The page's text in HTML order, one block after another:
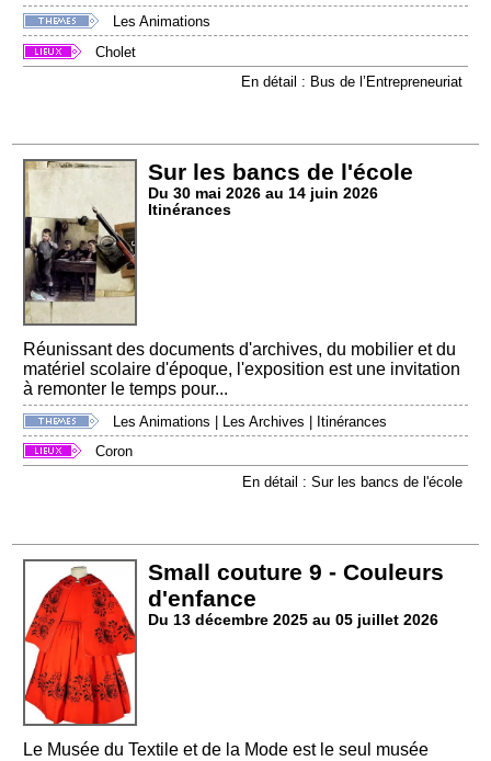
Les Animations
Cholet
En détail : Bus de l’Entrepreneuriat
Sur les bancs de l'école
Du 30 mai 2026 au 14 juin 2026
Itinérances
Réunissant des documents d'archives, du mobilier et du
matériel scolaire d'époque, l'exposition est une invitation
à remonter le temps pour...
Les Animations Les Archives
Itinérances
Coron
En détail : Sur les bancs de l'école
Small couture 9 - Couleurs
d'enfance
Du 13 décembre 2025 au 05 juillet 2026
Le Musée du Textile et de la Mode est le seul musée